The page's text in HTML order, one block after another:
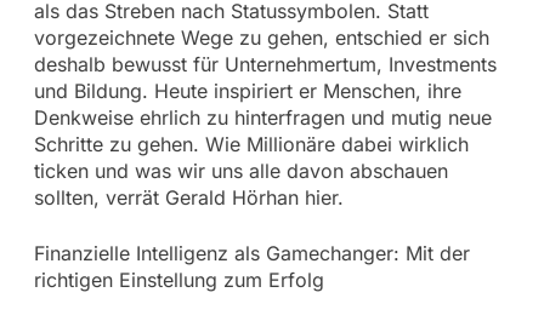
als das Streben nach Statussymbolen. Statt
vorgezeichnete Wege zu gehen, entschied er sich
deshalb bewusst für Unternehmertum, Investments
und Bildung. Heute inspiriert er Menschen, ihre
Denkweise ehrlich zu hinterfragen und mutig neue
Schritte zu gehen. Wie Millionäre dabei wirklich
ticken und was wir uns alle davon abschauen
sollten, verrät Gerald Hörhan hier.
Finanzielle Intelligenz als Gamechanger: Mit der
richtigen Einstellung zum Erfolg